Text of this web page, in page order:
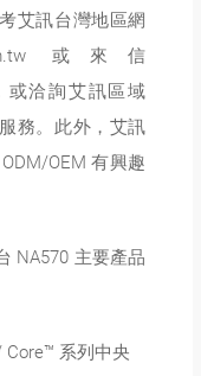
艾訊台灣地區網
或來信
或洽詢艾訊區域
務。此外，艾訊
OEM 有興趣
NA570 主要產品
系列中央